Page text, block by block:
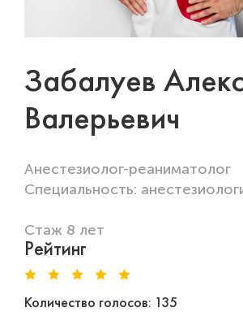
Забалуев
Валерьевич
Анестезиолог-реаниматолог
Специальность:
Стаж 8 лет
Рейтинг
Количество голосов: 135